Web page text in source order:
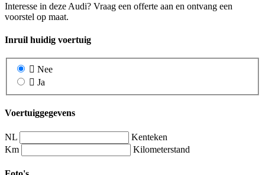
Interesse in deze Audi? Vraag een offerte aan en ontvang een
voorstel op maat.
Inruil huidig voertuig
Nee
Ja
Voertuiggegevens
NL
Kenteken
Km
Kilometerstand